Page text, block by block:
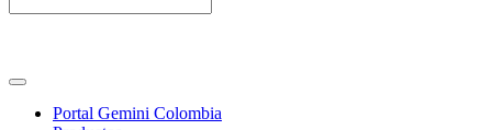
Portal Gemini Colombia